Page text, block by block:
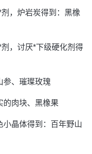
，炉岩炭得到：黑橡
，讨厌*下级硬化剂得
参、璀璨玫瑰
的肉块、黑橡果
晶体得到：百年野山